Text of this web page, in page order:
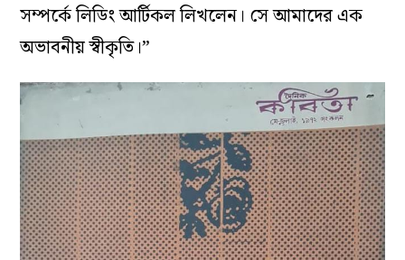
সম্পর্কে লিডিং আর্টিকল লিখলেন। সে আমাদের এক
অভাবনীয় স্বীকৃতি।”